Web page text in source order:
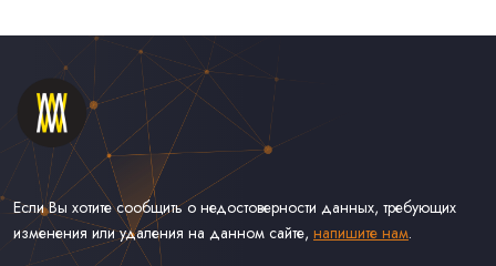
Если Вы хотите сообщить о недостоверности данных, требующих
изменения или удаления на данном сайте, напишите нам.